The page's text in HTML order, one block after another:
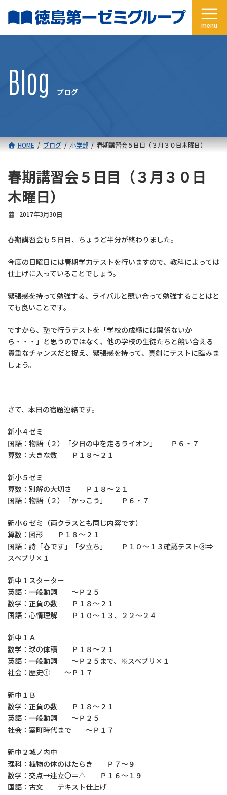
ン
ー
Blog ブログ
HOME ブログ 小学部 春期講習会５日目（３月３０日木曜日）
春期講習会５日目（３月３０日
木曜日）
2017年3月30日
春期講習会も５日目、ちょうど半分が終わりました。
今度の日曜日には春期学力テストを行いますので、教科によっては
仕上げに入っていることでしょう。
緊張感を持って勉強する、ライバルと競い合って勉強することはと
ても良いことです。
ですから、塾で行うテストを「学校の成績には関係ないか
ら・・・」と思うのではなく、他の学校の生徒たちと競い合える
貴重なチャンスだと捉え、緊張感を持って、真剣にテストに臨みま
しょう。
さて、本日の宿題連絡です。
新小４ゼミ
国語：物語（２）「夕日の中を走るライオン」 Ｐ６・７
算数：大きな数 Ｐ１８～２１
新小５ゼミ
算数：別解の大切さ Ｐ１８～２１
国語：物語（２）「かっこう」 Ｐ６・７
新小６ゼミ（両クラスとも同じ内容です）
算数：図形 Ｐ１８～２１
国語：詩「春です」「夕立ち」 Ｐ１０～１３確認テスト③⇒
スペプリ×１
新中１スターター
英語：一般動詞 ～Ｐ２５
数学：正負の数 Ｐ１８～２１
国語：心情理解 Ｐ１０～１３、２２～２４
新中１Ａ
数学：球の体積 Ｐ１８～２１
英語：一般動詞 ～Ｐ２５まで、※スペプリ×１
社会：歴史① ～Ｐ１７
新中１Ｂ
数学：正負の数 Ｐ１８～２１
英語：一般動詞 ～Ｐ２５
社会：室町時代まで ～Ｐ１７
新中２城ノ内中
理科：植物の体のはたらき Ｐ７～９
数学：交点→連立〇＝△ Ｐ１６～１９
国語：古文 テキスト仕上げ